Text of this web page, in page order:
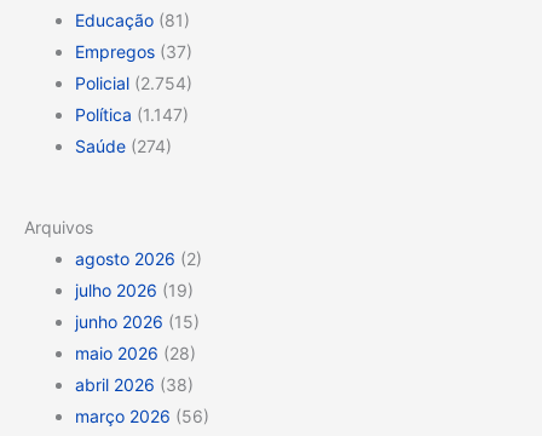
Educação (81)
Empregos (37)
Policial (2.754)
Política (1.147)
Saúde (274)
Arquivos
agosto 2026 (2)
julho 2026 (19)
junho 2026 (15)
maio 2026 (28)
abril 2026 (38)
março 2026 (56)